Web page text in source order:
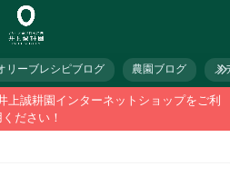
リーブレシピブログ 農園ブログ メ
上誠耕園インターネットショップをご利
ください！